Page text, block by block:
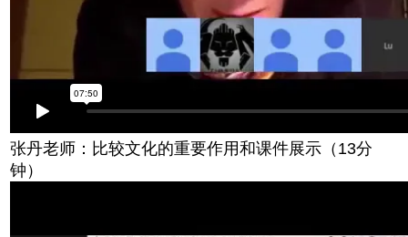
张丹老师：比较文化的重要作用和课件展示（13分
钟）